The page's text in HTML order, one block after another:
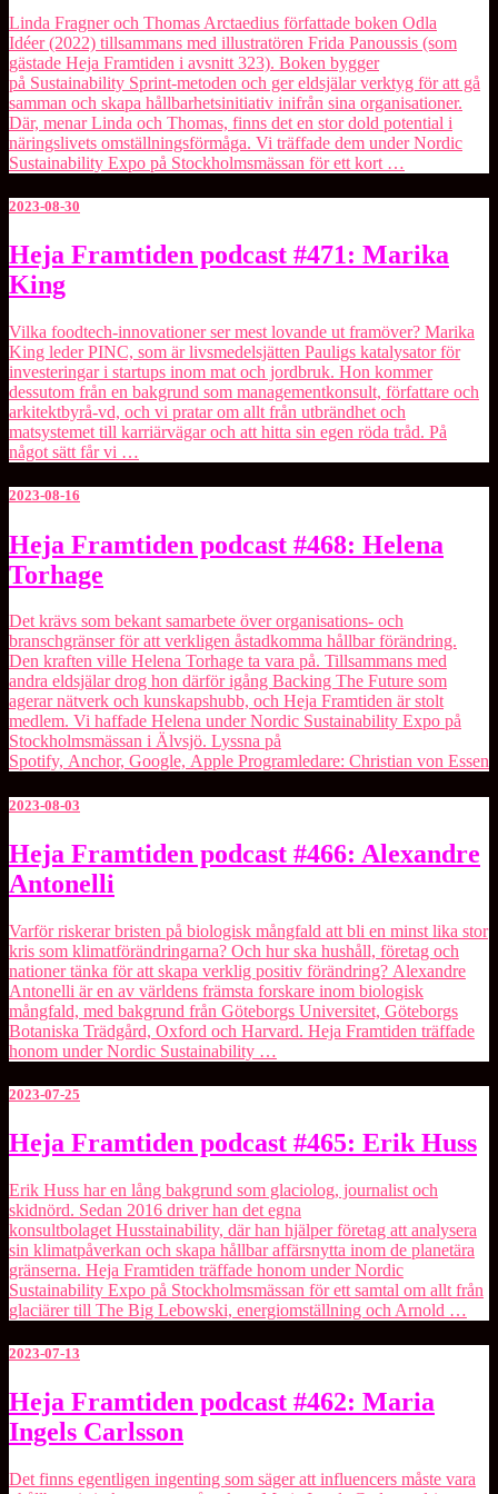
Linda
Fragner
&
Thomas
Arctaedius
Linda Fragner och Thomas Arctaedius författade boken Odla
Idéer (2022) tillsammans med illustratören Frida Panoussis (som
gästade Heja Framtiden i avsnitt 323). Boken bygger
på Sustainability Sprint-metoden och ger eldsjälar verktyg för att gå
samman och skapa hållbarhetsinitiativ inifrån sina organisationer.
Där, menar Linda och Thomas, finns det en stor dold potential i
näringslivets omställningsförmåga. Vi träffade dem under Nordic
Sustainability Expo på Stockholmsmässan för ett kort …
2023-08-30
Heja
Framtiden
podcast
Marika
King
Heja Framtiden podcast #471: Marika
King
Vilka foodtech-innovationer ser mest lovande ut framöver? Marika
King leder PINC, som är livsmedelsjätten Pauligs katalysator för
investeringar i startups inom mat och jordbruk. Hon kommer
dessutom från en bakgrund som managementkonsult, författare och
arkitektbyrå-vd, och vi pratar om allt från utbrändhet och
matsystemet till karriärvägar och att hitta sin egen röda tråd. På
något sätt får vi …
2023-08-16
Heja
Framtiden
podcast
Helena
Torhage
Heja Framtiden podcast #468: Helena
Torhage
Det krävs som bekant samarbete över organisations- och
branschgränser för att verkligen åstadkomma hållbar förändring.
Den kraften ville Helena Torhage ta vara på. Tillsammans med
andra eldsjälar drog hon därför igång Backing The Future som
agerar nätverk och kunskapshubb, och Heja Framtiden är stolt
medlem. Vi haffade Helena under Nordic Sustainability Expo på
Stockholmsmässan i Älvsjö. Lyssna på
Spotify, Anchor, Google, Apple Programledare: Christian von Essen
2023-08-03
Heja
Framtiden
podcast
Alexandre
Antonelli
Heja Framtiden podcast #466: Alexandre
Antonelli
Varför riskerar bristen på biologisk mångfald att bli en minst lika stor
kris som klimatförändringarna? Och hur ska hushåll, företag och
nationer tänka för att skapa verklig positiv förändring? Alexandre
Antonelli är en av världens främsta forskare inom biologisk
mångfald, med bakgrund från Göteborgs Universitet, Göteborgs
Botaniska Trädgård, Oxford och Harvard. Heja Framtiden träffade
honom under Nordic Sustainability …
2023-07-25
Heja
Framtiden
#465:
Erik
Huss
Heja Framtiden podcast #465: Erik Huss
Erik Huss har en lång bakgrund som glaciolog, journalist och
skidnörd. Sedan 2016 driver han det egna
konsultbolaget Husstainability, där han hjälper företag att analysera
sin klimatpåverkan och skapa hållbar affärsnytta inom de planetära
gränserna. Heja Framtiden träffade honom under Nordic
Sustainability Expo på Stockholmsmässan för ett samtal om allt från
glaciärer till The Big Lebowski, energiomställning och Arnold …
2023-07-13
Heja
Framtiden
podcast
Maria
Heja Framtiden podcast #462: Maria
Ingels Carlsson
Det finns egentligen ingenting som säger att influencers måste vara